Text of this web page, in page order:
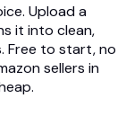
Upload a
it into clean,
Free to start, no
sellers in